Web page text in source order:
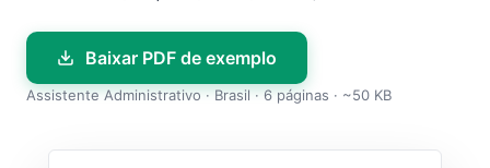
Baixar PDF de exemplo
Assistente Administrativo · Brasil · 6 páginas · ~50 KB